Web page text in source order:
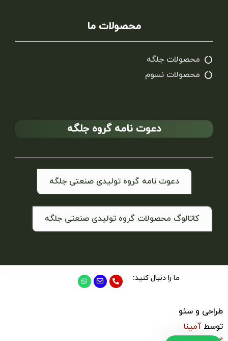
محصولات ما
محصولات جلگه
محصولات نسوم
دعوت نامه گروه جلگه
دعوت نامه گروه تولیدی صنعتی جلگه
کاتالوگ محصولات گروه تولیدی صنعتی جلگه
ما را دنبال کنید:
طراحی و سئو
توسط آمینا